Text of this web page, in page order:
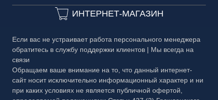
ЗЕРКАЛА
МЕТАЛЛ
Частые вопросы
Публичная оферта
Каталог №1 Зеркальные изделия
Каталог №3 Двери
Каталог №5 Стеклянные ограждения
ИНТЕРНЕТ-МАГАЗИН
Если вас не устраивает работа персонального менеджера
обратитесь в службу поддержки клиентов | Мы всегда на
связи
Обращаем ваше внимание на то, что данный интернет-
сайт носит исключительно информационный характер и ни
при каких условиях не является публичной офертой,